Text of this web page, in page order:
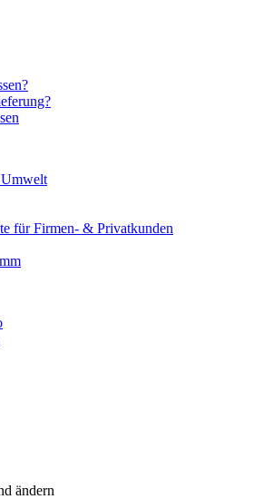
für Firmen- & Privatkunden
ändern